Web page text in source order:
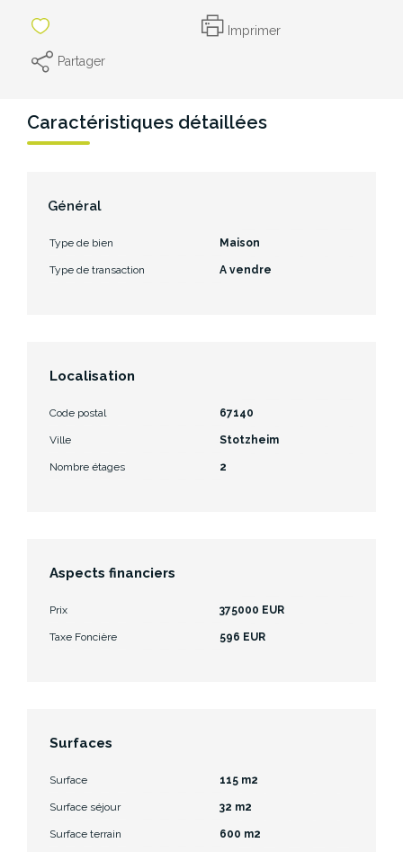
Imprimer
Partager
Caractéristiques détaillées
Général
Type de bien Maison
Type de transaction A vendre
Localisation
Code postal 67140
Ville Stotzheim
Nombre étages 2
Aspects financiers
Prix 375000 EUR
Taxe Foncière 596 EUR
Surfaces
Surface 115 m2
Surface séjour 32 m2
Surface terrain 600 m2